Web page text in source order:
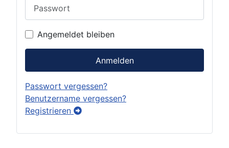
Angemeldet bleiben
Anmelden
Passwort vergessen?
Benutzername vergessen?
Registrieren